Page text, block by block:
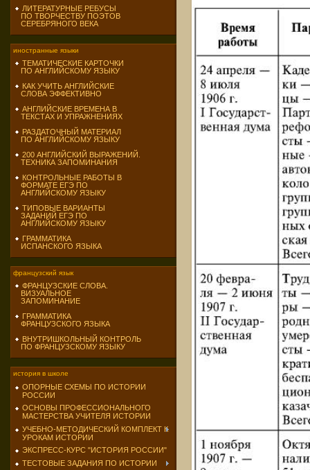
ЛИТЕРАТУРНЫЕ РЕБУСЫ
ПО ТВОРЧЕСТВУ ПОЭТОВ
СЕРЕБРЯНОГО ВЕКА
иностранные языки
ТЕМАТИЧЕСКИЕ КАРТОЧКИ
ПО АНГЛИЙСКОМУ ЯЗЫКУ
КАК УЧИТЬ АНГЛИЙСКИЕ
СЛОВА ЭФФЕКТИВНО
АНГЛИЙСКИЕ ВРЕМЕНА В
ТЕКСТАХ И УПРАЖНЕНИЯХ
РАЗДАТОЧНЫЙ МАТЕРИАЛ
ПО АНГЛИЙСКОМУ ЯЗЫКУ
200 АНГЛИЙСКИЙ ВЫРАЖЕНИЙ.
ТЕХНИКА ЗАПОМИНАНИЯ
КОНТРОЛЬНЫЕ РАБОТЫ В
ФОРМАТЕ ЕГЭ ПО
АНГЛИЙСКОМУ ЯЗЫКУ
ТИПОВЫЕ ВАРИАНТЫ
ЗАДАНИЙ ЕГЭ ПО
АНГЛИЙСКОМУ ЯЗЫКУ
ГРАММАТИКА
ИСПАНСКОГО ЯЗЫКА
французский язык
ФРАНЦУЗСКИЕ СЛОВА.
ВИЗУАЛЬНОЕ
ЗАПОМИНАНИЕ
ГРАММАТИКА
ФРАНЦУЗСКОГО ЯЗЫКА
ВНУТРИШКОЛЬНЫЙ КОНТРОЛЬ
ПО ФРАНЦУЗСКОМУ ЯЗЫКУ
история в школе
ОПОРНЫЕ СХЕМЫ ПО ИСТОРИИ
РОССИИ
ОСНОВЫ ПРОФЕССИОНАЛЬНОГО
МАСТЕРСТВА УЧИТЕЛЯ ИСТОРИИ
УЧЕБНО-МЕТОДИЧЕСКИЙ КОМПЛЕКТ К
УРОКАМ ИСТОРИИ
ЭКСПРЕСС-КУРС "ИСТОРИЯ РОССИИ"
ТЕСТОВЫЕ ЗАДАНИЯ ПО ИСТОРИИ